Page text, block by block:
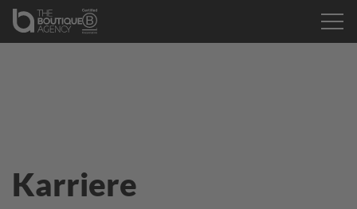
Karriere